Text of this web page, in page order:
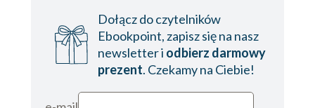
Dołącz do czytelników
Ebookpoint, zapisz się na nasz
newsletter i odbierz darmowy
prezent. Czekamy na Ciebie!